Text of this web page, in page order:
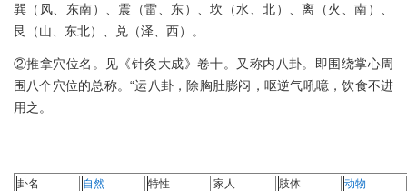
巽（风、东南）、震（雷、东）、坎（水、北）、离（火、南）、
艮（山、东北）、兑（泽、西）。
②推拿穴位名。见《针灸大成》卷十。又称内八卦。即围绕掌心周
围八个穴位的总称。“运八卦，除胸肚膨闷，呕逆气吼噫，饮食不进
用之。
卦名 自然 特性 家人 肢体
动物